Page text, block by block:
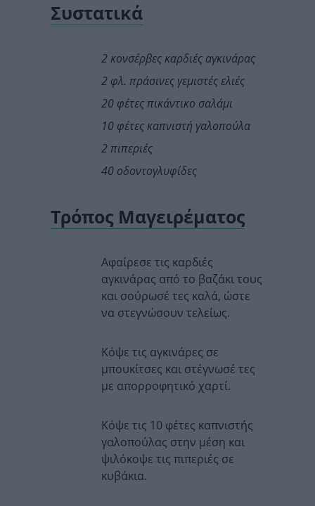
Συστατικά
2κονσέρβες καρδιές αγκινάρας
2 φλ. πράσινες γεμιστές ελιές
20 φέτες πικάντικο σαλάμι
10 φέτες καπνιστή γαλοπούλα
2 πιπεριές
40 οδοντογλυφίδες
Τρόπος Μαγειρέματος
Αφαίρεσε τις καρδιές
αγκινάρας από το βαζάκι τους
και σούρωσέ τες καλά, ώστε
να στεγνώσουν τελείως.
Κόψε τις αγκινάρες σε
μπουκίτσες και στέγνωσέ τες
με απορροφητικό χαρτί.
Κόψε τις 10 φέτες καπνιστής
γαλοπούλας στην μέση και
ψιλόκοψε τις πιπεριές σε
κυβάκια.